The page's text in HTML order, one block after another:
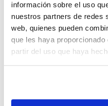
información sobre el uso
nuestros partners de redes
web, quienes pueden
que les haya
partir del uso que haya
Características
Descripción : Chemispill®
para derrames de ácidos, con
Pack (u.) : 1x2 kg
Ver más
Documentación